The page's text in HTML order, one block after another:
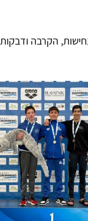
הקרבה ודבקות